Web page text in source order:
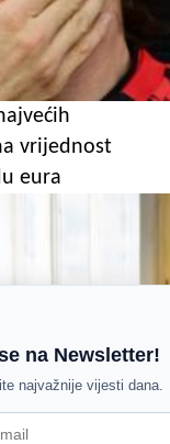
vrijednost
eura
na Newsletter!
najvažnije vijesti dana.